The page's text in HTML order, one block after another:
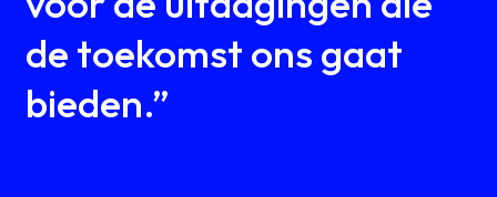
de toekomst ons gaat
bieden.”